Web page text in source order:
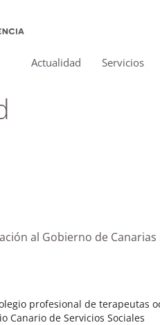
Actualidad Servicios
al Gobierno de
profesional de terapeutas
Canario de Servicios Sociales